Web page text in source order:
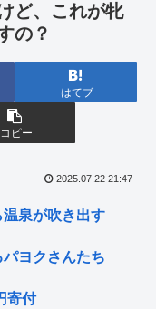
ど、これが牝
の？
はてブ
コピー
2025.07.22 21:47
泉が吹き出す
ヨクさんたち
寄付